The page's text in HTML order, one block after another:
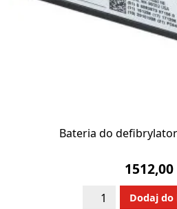
Bateria do
1512,00
ilość
Dodaj do